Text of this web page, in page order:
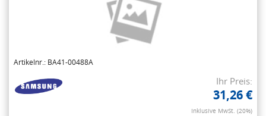
Artikelnr.: BA41-00488A
Ihr Preis:
31,26 €
Inklusive MwSt. (20%)